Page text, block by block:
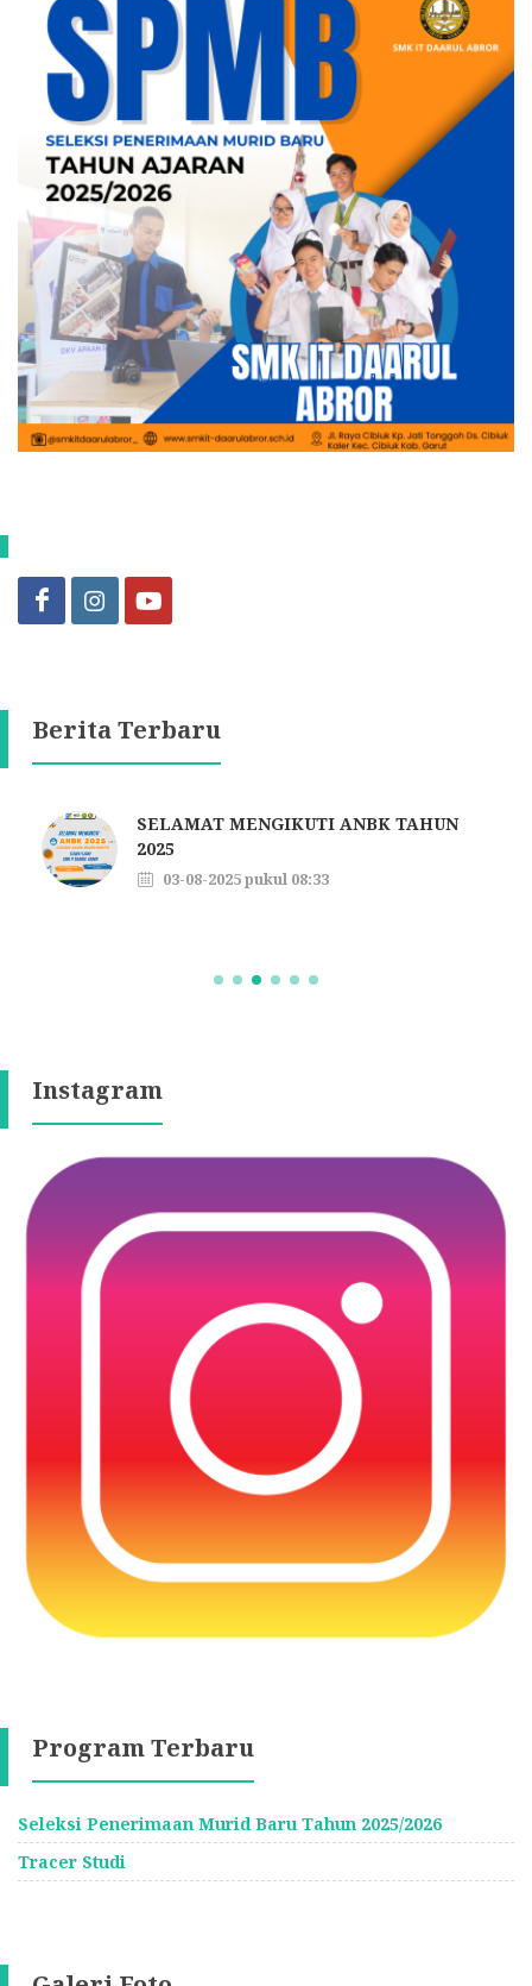
Berita Terbaru
SELAMAT MENGIKUTI ANBK TAHUN
2025
03-08-2025 pukul 08:33
Instagram
Program Terbaru
Seleksi Penerimaan Murid Baru Tahun 2025/2026
Tracer Studi